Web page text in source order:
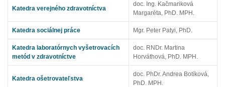
Katedra verejného zdravotníctva
doc. Ing. Kačmariková
Margaréta, PhD. MPH.
Katedra sociálnej práce Mgr. Peter Patyi, PhD.
Katedra laboratórnych vyšetrovacích
metód v zdravotníctve
doc. RNDr. Martina
Horváthová, PhD. MPH.
Katedra ošetrovateľstva
doc. PhDr. Andrea Botíková,
PhD. MPH.